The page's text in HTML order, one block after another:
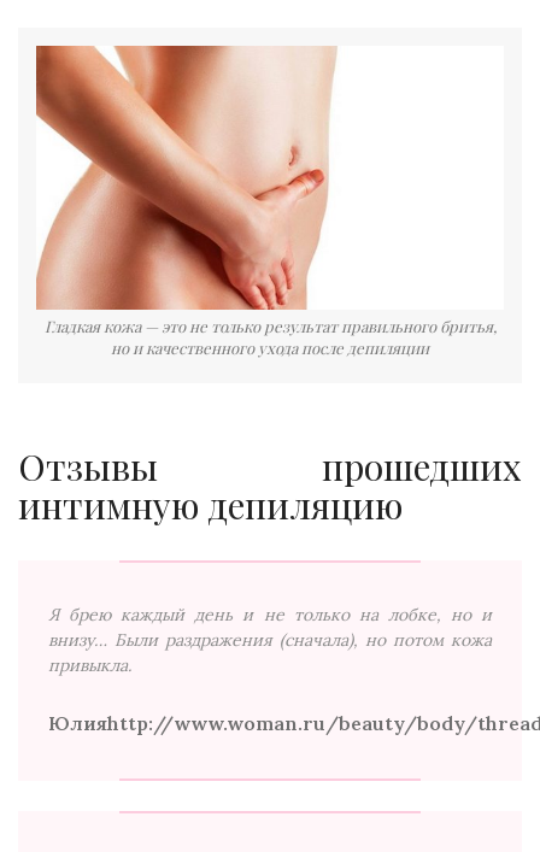
Гладкая кожа — это не только результат правильного бритья,
но и качественного ухода после депиляции
Отзывы прошедших
интимную депиляцию
Я брею каждый день и не только на лобке, но и
внизу… Были раздражения (сначала), но потом кожа
привыкла.
Юлияhttp://www.woman.ru/beauty/body/